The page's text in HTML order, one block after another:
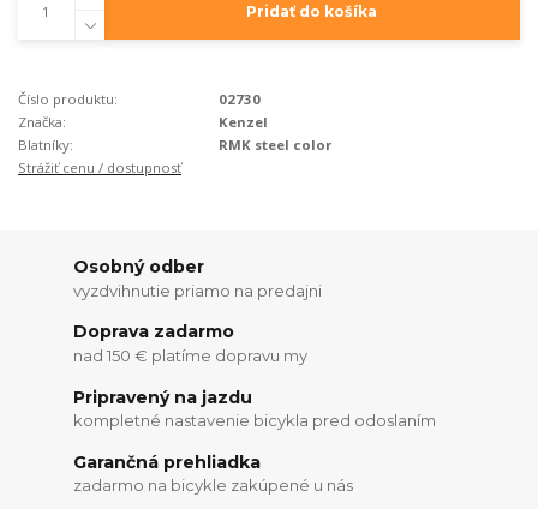
Pridať do košíka
Číslo produktu:
02730
Značka:
Kenzel
Blatníky:
RMK steel color
Strážiť cenu / dostupnosť
Osobný odber
vyzdvihnutie priamo na predajni
Doprava zadarmo
nad 150 € platíme dopravu my
Pripravený na jazdu
kompletné nastavenie bicykla pred odoslaním
Garančná prehliadka
zadarmo na bicykle zakúpené u nás